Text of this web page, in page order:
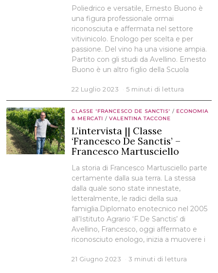
Poliedrico e versatile, Ernesto Buono è
una figura professionale ormai
riconosciuta e affermata nel settore
vitivinicolo. Enologo per scelta e per
passione. Del vino ha una visione ampia.
Partito con gli studi da Avellino. Ernesto
Buono è un altro figlio della Scuola
22 Luglio 2023 5 minuti di lettura
CLASSE 'FRANCESCO DE SANCTIS' / ECONOMIA
& MERCATI / VALENTINA TACCONE
L’intervista || Classe
‘Francesco De Sanctis’ –
Francesco Martusciello
La storia di Francesco Martusciello parte
certamente dalla sua terra. La stessa
dalla quale sono state innestate,
letteralmente, le radici della sua
famiglia.Diplomato enotecnico nel 2005
all’Istituto Agrario ‘F.De Sanctis’ di
Avellino, Francesco, oggi affermato e
riconosciuto enologo, inizia a muovere i
21 Giugno 2023 3 minuti di lettura